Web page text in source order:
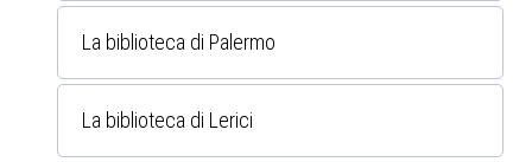
La biblioteca di Palermo
La biblioteca di Lerici